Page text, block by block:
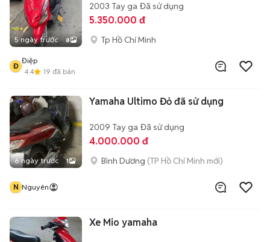
5 ngày trước 8
2003 Tay ga Đã sử dụng
5.350.000 đ
Tp Hồ Chí Minh
Đ
Điệp
4.4
19 đã bán
6 ngày trước 1
Yamaha Ultimo Đỏ đã sử dụng
2009 Tay ga Đã sử dụng
4.000.000 đ
Bình Dương (TP Hồ Chí Minh mới)
N Nguyên
Xe Mio yamaha